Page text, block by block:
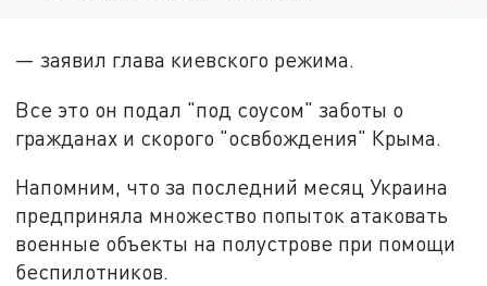
— заявил глава киевского режима.
Все это он подал "под соусом" заботы о
гражданах и скорого "освбождения" Крыма.
Напомним, что за последний месяц Украина
предприняла множество попыток атаковать
военные объекты на полустрове при помощи
беспилотников.